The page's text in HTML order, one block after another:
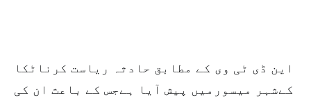
این ڈی ٹی وی کے مطابق حادثہ ریاست کرناٹکا
کےشہر میسورمیں پیش آیا ہےجس کے باعث ان کی